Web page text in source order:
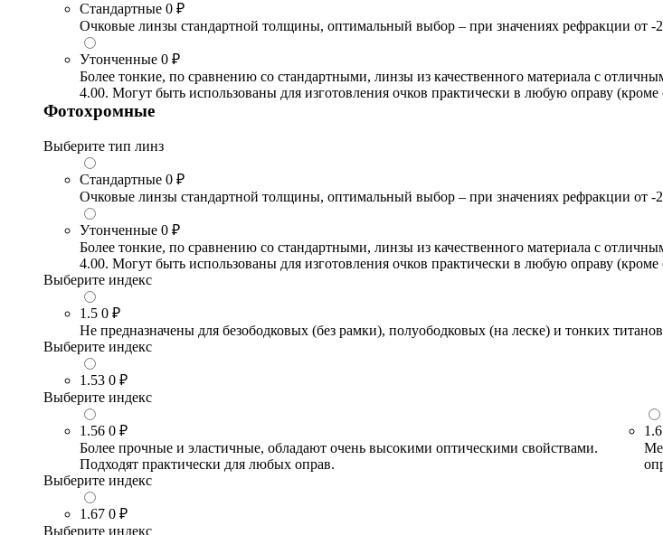
Стандартные 0 ₽
Очковые линзы стандартной толщины, оптимальный выбор – при значениях рефракции от -
Утонченные 0 ₽
Более тонкие, по сравнению со стандартными, линзы из качественного материала с
4.00. Могут быть использованы для изготовления очков практически в любую оправу
Фотохромные
Выберите тип линз
Стандартные 0 ₽
Очковые линзы стандартной толщины, оптимальный выбор – при значениях рефракции от -
Утонченные 0 ₽
Более тонкие, по сравнению со стандартными, линзы из качественного материала с
4.00. Могут быть использованы для изготовления очков практически в любую оправу
Выберите индекс
1.5 0 ₽
Не предназначены для безободковых (без рамки), полуободковых (на леске) и тонких
Выберите индекс
1.53 0 ₽
Выберите индекс
1.56 0 ₽
Более прочные и эластичные, обладают очень высокими оптическими свойствами.
Подходят практически для любых оправ.
1.6
Выберите индекс
1.67 0 ₽
Выберите индекс